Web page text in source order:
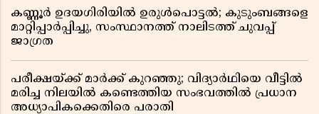
കണ്ണൂർ ഉദയഗിരിയിൽ ഉരുൾപൊട്ടൽ; കുടുംബങ്ങളെ
മാറ്റിപ്പാർപ്പിച്ചു, സംസ്ഥാനത്ത് നാലിടത്ത് ചുവപ്പ്
ജാഗ്രത
പരീക്ഷയ്ക്ക് മാർക്ക് കുറഞ്ഞു; വിദ്യാർഥിയെ വീട്ടിൽ
മരിച്ച നിലയിൽ കണ്ടെത്തിയ സംഭവത്തിൽ പ്രധാന
അധ്യാപികക്കെതിരെ പരാതി